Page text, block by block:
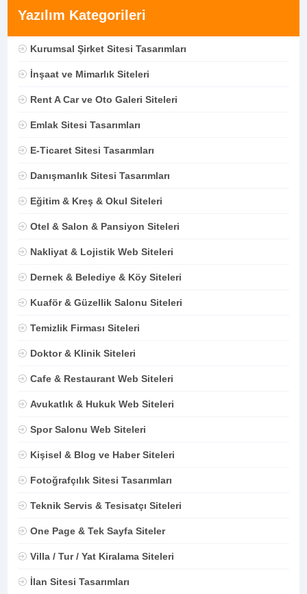
Yazılım Kategorileri
Kurumsal Şirket Sitesi Tasarımları
İnşaat ve Mimarlık Siteleri
Rent A Car ve Oto Galeri Siteleri
Emlak Sitesi Tasarımları
E-Ticaret Sitesi Tasarımları
Danışmanlık Sitesi Tasarımları
Eğitim & Kreş & Okul Siteleri
Otel & Salon & Pansiyon Siteleri
Nakliyat & Lojistik Web Siteleri
Dernek & Belediye & Köy Siteleri
Kuaför & Güzellik Salonu Siteleri
Temizlik Firması Siteleri
Doktor & Klinik Siteleri
Cafe & Restaurant Web Siteleri
Avukatlık & Hukuk Web Siteleri
Spor Salonu Web Siteleri
Kişisel & Blog ve Haber Siteleri
Fotoğrafçılık Sitesi Tasarımları
Teknik Servis & Tesisatçı Siteleri
One Page & Tek Sayfa Siteler
Villa / Tur / Yat Kiralama Siteleri
İlan Sitesi Tasarımları